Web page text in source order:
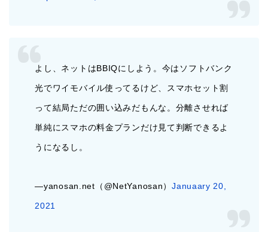
よし、ネットはBBIQにしよう。今はソフトバンク
光でワイモバイル使ってるけど、スマホセット割
って結局ただの囲い込みだもんな。分離させれば
単純にスマホの料金プランだけ見て判断できるよ
うになるし。
—yanosan.net（@NetYanosan）Januaary 20,
2021